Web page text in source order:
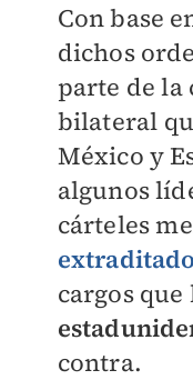
Con base
dichos
parte de la
bilateral
México y
algunos
cárteles
cargos
contra.